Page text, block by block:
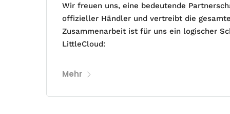
Wir freuen uns, eine bedeutende
offizieller Händler und vertreibt die
Zusammenarbeit ist für uns ein logischer
LittleCloud:
Mehr